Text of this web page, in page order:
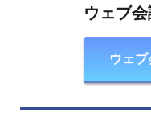
ウェブ会
ウェ